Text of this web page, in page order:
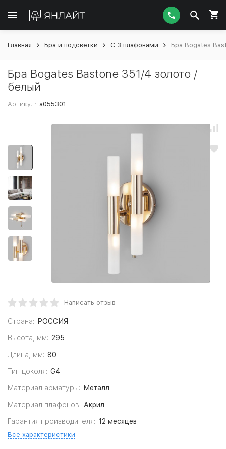
Главная Бра и подсветки С 3 плафонами Бра Bogates
Бра Bogates Bastone 351/4 золото /
белый
Артикул: a055301
Написать отзыв
Страна: РОССИЯ
Высота, мм: 295
Длина, мм: 80
Тип цоколя: G4
Материал арматуры: Металл
Материал плафонов: Акрил
Гарантия производителя: 12 месяцев
Все характеристики